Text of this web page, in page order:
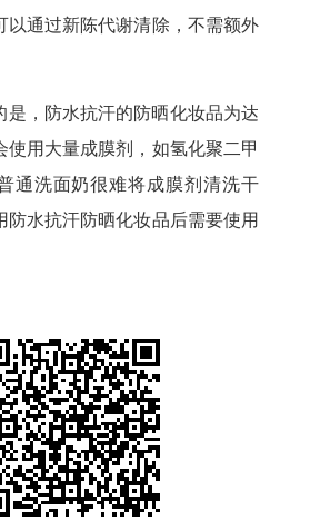
以通过新陈代谢清除，不需额外
是，防水抗汗的防晒化妆品为达
使用大量成膜剂，如氢化聚二甲
通洗面奶很难将成膜剂清洗干
防水抗汗防晒化妆品后需要使用